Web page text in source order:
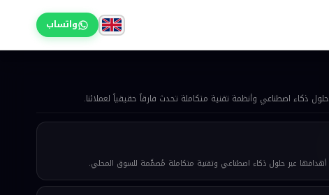
واتساب |
عبر حلول ذكاء اصطناعي وتقنية متكاملة مُصمَّمة للسوق المحلي.